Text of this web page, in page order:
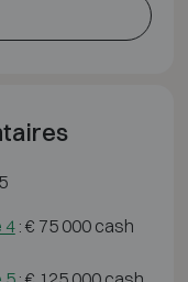
4: € 75 000 cash